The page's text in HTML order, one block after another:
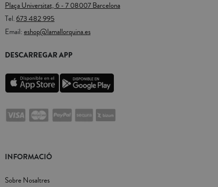
Plaça Universitat, 6 - 7 08007 Barcelona
Tel.673 482 995
Email:eshop@lamallorquina.es
DESCARREGAR APP
INFORMACIÓ
Sobre Nosaltres